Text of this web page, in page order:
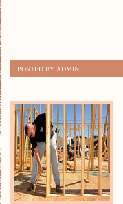
POSTED BY ADMIN